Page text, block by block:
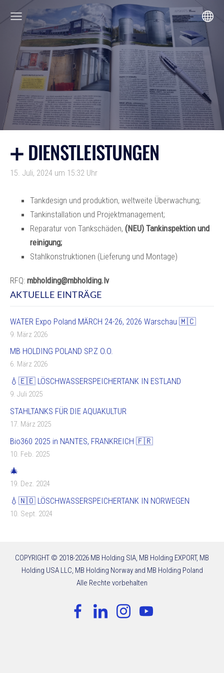
AKTUELLE EINTRÄGE
WATER Expo Poland MÄRCH 24-26, 2026 Warschau 🇲🇨
9. März 2026
MB HOLDING POLAND SP.Z O.O.
6. März 2026
💧🇪🇪 LÖSCHWASSERSPEICHERTANK IN ESTLAND
9. Juli 2025
STAHLTANKS FÜR DIE AQUAKULTUR
17. März 2025
Bio360 2025 in NANTES, FRANKREICH 🇫🇷
10. Feb. 2025
🎄
19. Dez. 2024
💧🇳🇴 LÖSCHWASSERSPEICHERTANK IN NORWEGEN
10. Sept. 2024
➕ DIENSTLEISTUNGEN
15. Juli, 2024 um 15:32 Uhr
Tankdesign und produktion, weltweite Überwachung;
Tankinstallation und Projektmanagement;
Reparatur von Tankschäden, (NEU) Tankinspektion und
reinigung;
Stahlkonstruktionen (Lieferung und Montage)
RFQ: mbholding@mbholding.lv
COPYRIGHT © 2018-2026 MB Holding SIA, MB Holding EXPORT, MB
Holding USA LLC, MB Holding Norway and MB Holding Poland
Alle Rechte vorbehalten